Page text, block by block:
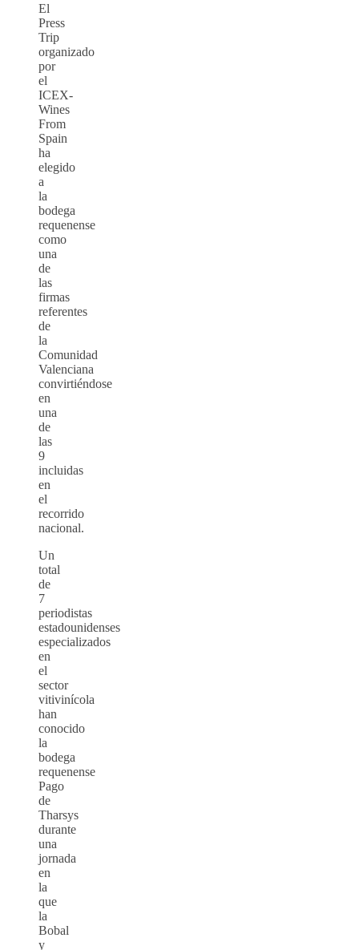
El
Press
Trip
organizado
por
el
ICEX-
Wines
From
Spain
ha
elegido
a
la
bodega
requenense
como
una
de
las
firmas
referentes
de
la
Comunidad
Valenciana
convirtiéndose
en
una
de
las
9
incluidas
en
el
recorrido
nacional.
Un
total
de
7
periodistas
estadounidenses
especializados
en
el
sector
vitivinícola
han
conocido
la
bodega
requenense
Pago
de
Tharsys
durante
una
jornada
en
la
que
la
Bobal
y